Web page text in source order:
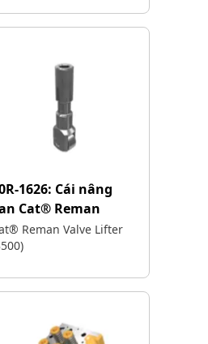
1626: Cái nâng
Cat® Reman
Reman Valve Lifter